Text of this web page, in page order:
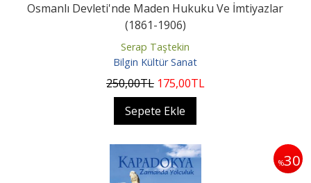
Osmanlı Devleti'nde Maden Hukuku Ve İmtiyazlar
(1861-1906)
Serap Taştekin
Bilgin Kültür Sanat
250,00TL 175,00TL
Sepete Ekle
%30